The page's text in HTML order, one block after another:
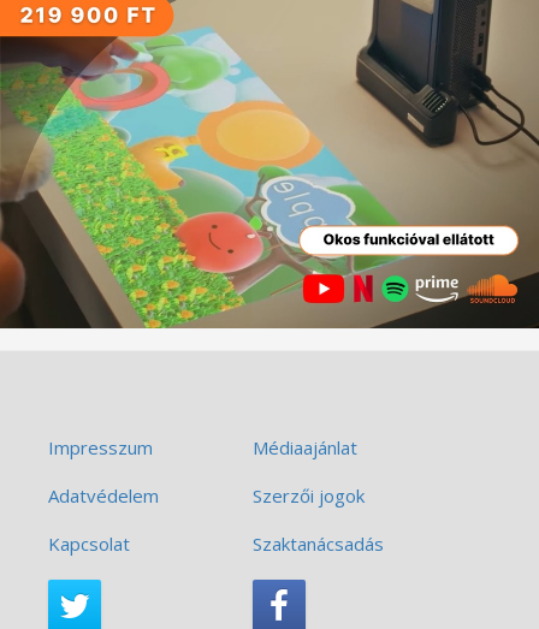
Impresszum
Médiaajánlat
Adatvédelem
Szerzői jogok
Kapcsolat
Szaktanácsadás